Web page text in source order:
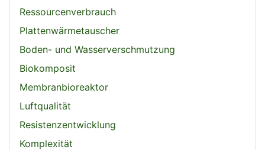
Ressourcenverbrauch
Plattenwärmetauscher
Boden- und Wasserverschmutzung
Biokomposit
Membranbioreaktor
Luftqualität
Resistenzentwicklung
Komplexität